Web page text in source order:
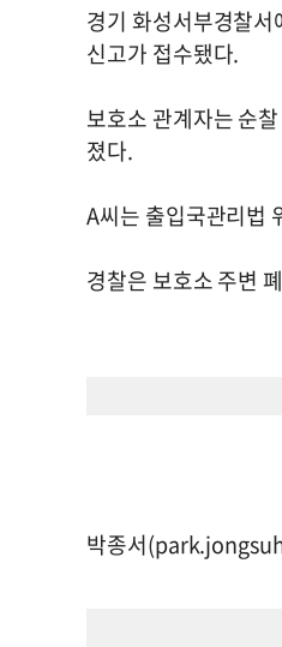
경기 화성서부경찰
신고가 접수됐다.
보호소 관계자는 순
졌다.
A씨는 출입국관리법
경찰은 보호소 주변
박종서(